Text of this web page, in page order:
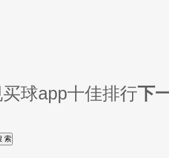
球app十佳排行下